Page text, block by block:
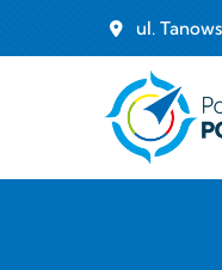
Przejdź do treści
ul.